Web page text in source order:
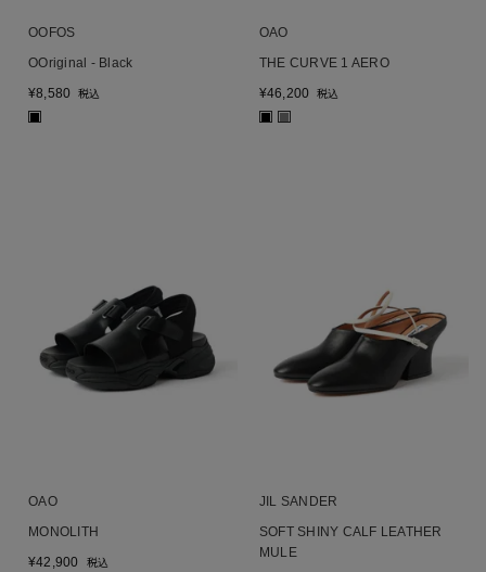
OOFOS
OOriginal - Black
¥8,580 税込
■
OAO
THE CURVE 1 AERO
¥46,200 税込
■ ■
OAO
MONOLITH
¥42,900 税込
JIL SANDER
SOFT SHINY CALF LEATHER
MULE